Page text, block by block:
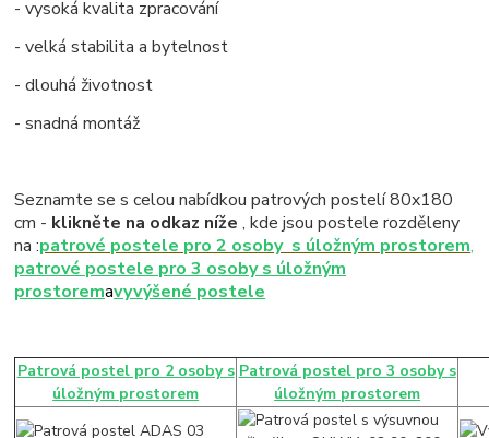
- vysoká kvalita zpracování
- velká stabilita a bytelnost
- dlouhá životnost
- snadná montáž
Seznamte se s celou nabídkou patrových postelí 80x180
cm - klikněte na odkaz níže , kde jsou postele rozděleny
na :patrové postele pro 2 osoby s úložným prostorem,
patrové postele pro 3 osoby s úložným
prostoremavyvýšené postele
Patrová postel pro 2 osoby s
úložným prostorem
Patrová postel pro 3 osoby s
úložným prostorem